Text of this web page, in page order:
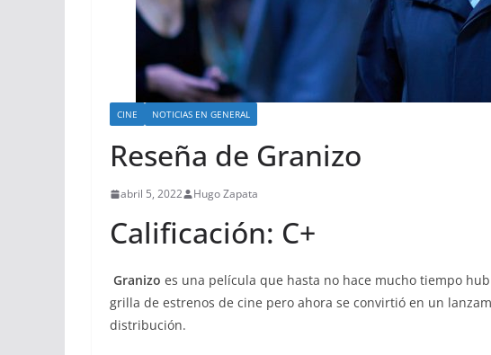
CINE NOTICIAS EN GENERAL
Reseña de Granizo
abril 5, 2022 Hugo Zapata
Calificación: C+
Granizo es una película que hasta no hace mucho tiempo
grilla de estrenos de cine pero ahora se convirtió en un
distribución.